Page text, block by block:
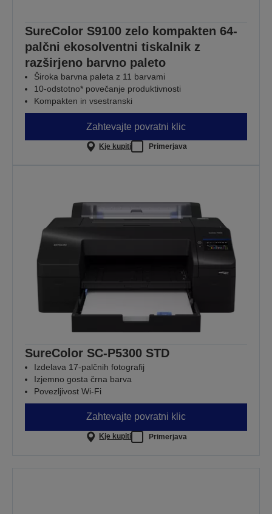
SureColor S9100 zelo kompakten 64-
palčni ekosolventni tiskalnik z
razširjeno barvno paleto
Široka barvna paleta z 11 barvami
10-odstotno* povečanje produktivnosti
Kompakten in vsestranski
Zahtevajte povratni klic
Kje kupiti Primerjava
SureColor SC-P5300 STD
Izdelava 17-palčnih fotografij
Izjemno gosta črna barva
Povezljivost Wi-Fi
Zahtevajte povratni klic
Kje kupiti Primerjava